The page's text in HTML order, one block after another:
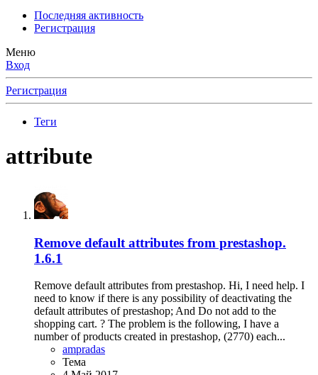
Последняя активность
Регистрация
Меню
Вход
Регистрация
Теги
attribute
Remove default attributes from prestashop.
1.6.1
Remove default attributes from prestashop. Hi, I need help. I
need to know if there is any possibility of deactivating the
default attributes of prestashop; And Do not add to the
shopping cart. ? The problem is the following, I have a
number of products created in prestashop, (2770) each...
ampradas
Тема